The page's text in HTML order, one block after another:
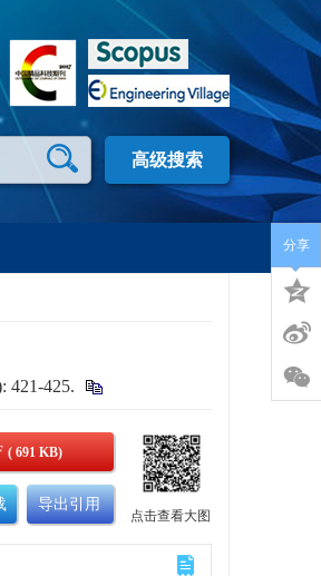
高级搜索
421-425.
( 691 KB)
导出引用
点击查看大图
分享